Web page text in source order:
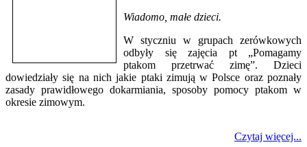
Wiadomo, małe dzieci.
W styczniu w grupach zerówkowych
odbyły się zajęcia pt „Pomagamy
ptakom przetrwać zimę”. Dzieci
dowiedziały się na nich jakie ptaki zimują w Polsce oraz poznały
zasady prawidłowego dokarmiania, sposoby pomocy ptakom w
okresie zimowym.
Czytaj więcej...